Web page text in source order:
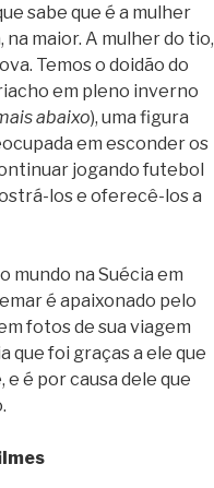
sabe que é a mulher
na maior. A mulher do tio,
Temos o doidão do
em pleno inverno
abaixo), uma figura
em esconder os
jogando futebol
los e oferecê-los a
mundo na Suécia em
é apaixonado pelo
fotos de sua viagem
que foi graças a ele que
é por causa dele que